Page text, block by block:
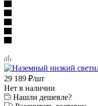
29 189 ₽/шт
Нет в наличии
Нашли дешевле?